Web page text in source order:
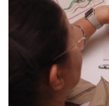
Pour un look
bermuda chino
blanches. Vous
légère et des
N'hésitez pas à